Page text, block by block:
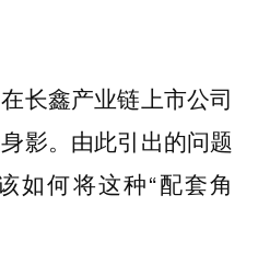
长鑫产业链上市公司
影。由此引出的问题
如何将这种“配套角